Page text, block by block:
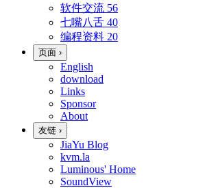
软件交流 56
七嘴八舌 40
编程资料 20
页面 ›
English
download
Links
Sponsor
About
友链 ›
JiaYu Blog
kvm.la
Luminous' Home
SoundView